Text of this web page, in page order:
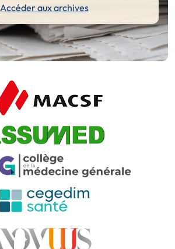
Accéder aux archives